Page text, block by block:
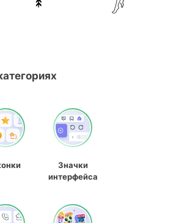
Значки
интерфейса